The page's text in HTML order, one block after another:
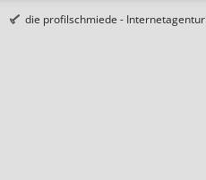
die profilschmiede - Internetagentur